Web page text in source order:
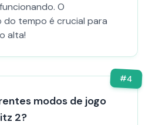
O
do tempo é crucial para
alta!
#4
modos de jogo
2?